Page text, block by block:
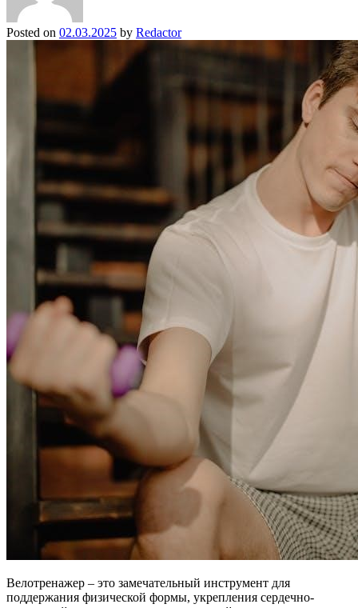
Posted on 02.03.2025 by Redactor
Велотренажер – это замечательный инструмент для
поддержания физической формы, укрепления сердечно-